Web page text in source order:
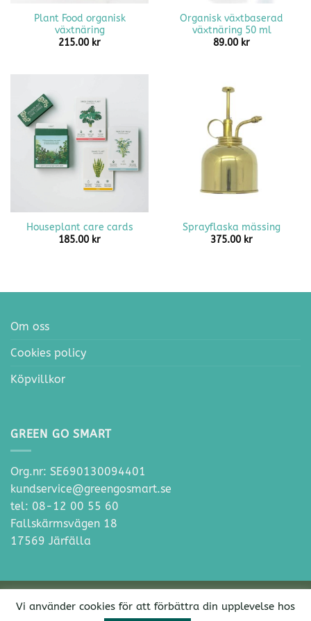
Plant Food organisk
växtnäring
215.00 kr
Organisk växtbaserad
växtnäring 50 ml
89.00 kr
Houseplant care cards
185.00 kr
Sprayflaska mässing
375.00 kr
Om oss
Cookies policy
Köpvillkor
GREEN GO SMART
Org.nr: SE690130094401
kundservice@greengosmart.se
tel: 08-12 00 55 60
Fallskärmsvägen 18
17569 Järfälla
Klarna
Vi använder cookies för att förbättra din upplevelse hos